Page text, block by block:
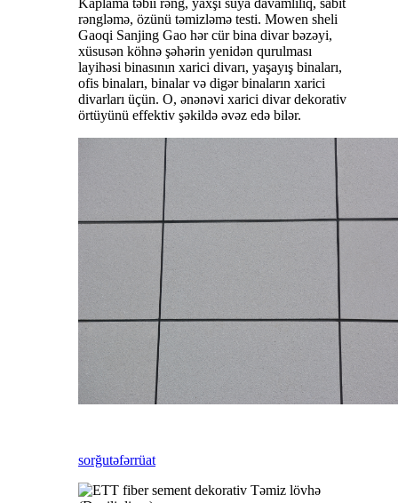
Kaplama təbii rəng, yaxşı suya davamlılıq, sabit
rəngləmə, özünü təmizləmə testi. Mowen sheli
Gaoqi Sanjing Gao hər cür bina divar bəzəyi,
xüsusən köhnə şəhərin yenidən qurulması
layihəsi binasının xarici divarı, yaşayış binaları,
ofis binaları, binalar və digər binaların xarici
divarları üçün. O, ənənəvi xarici divar dekorativ
örtüyünü effektiv şəkildə əvəz edə bilər.
sorğutəfərrüat